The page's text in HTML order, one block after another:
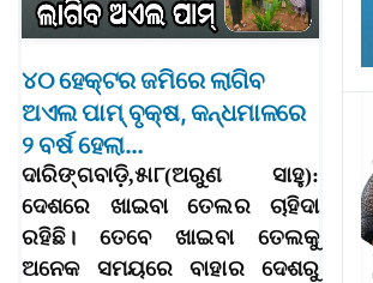
୪୦ ହେକ୍ଟର ଜମିରେ ଲାଗିବ
ଅଏଲ ପାମ୍‌ ବୃକ୍ଷ, କନ୍ଧମାଳରେ
୨ ବର୍ଷ ହେଲା…
ଦାରିଙ୍ଗବାଡ଼ି,୫ା୮(ଅରୁଣ ସାହୁ):
ଦେଶରେ ଖାଇବା ତେଲର ଚାହିଦା
ରହିଛି। ତେବେ ଖାଇବା ତେଲକୁ
ଅନେକ ସମୟରେ ବାହାର ଦେଶରୁ